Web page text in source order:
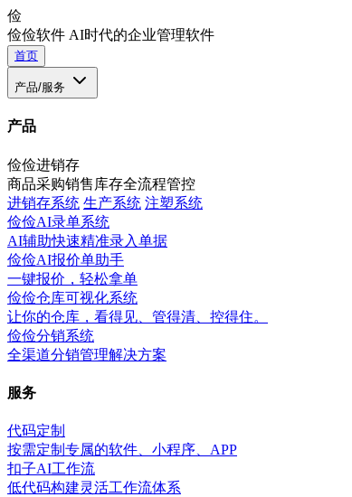
俭
俭俭软件 AI时代的企业管理软件
首页
产品/服务
产品
俭俭进销存
商品采购销售库存全流程管控
进销存系统 生产系统 注塑系统
俭俭AI录单系统
AI辅助快速精准录入单据
俭俭AI报价单助手
一键报价，轻松拿单
俭俭仓库可视化系统
让你的仓库，看得见、管得清、控得住。
俭俭分销系统
全渠道分销管理解决方案
服务
代码定制
按需定制专属的软件、小程序、APP
扣子AI工作流
低代码构建灵活工作流体系